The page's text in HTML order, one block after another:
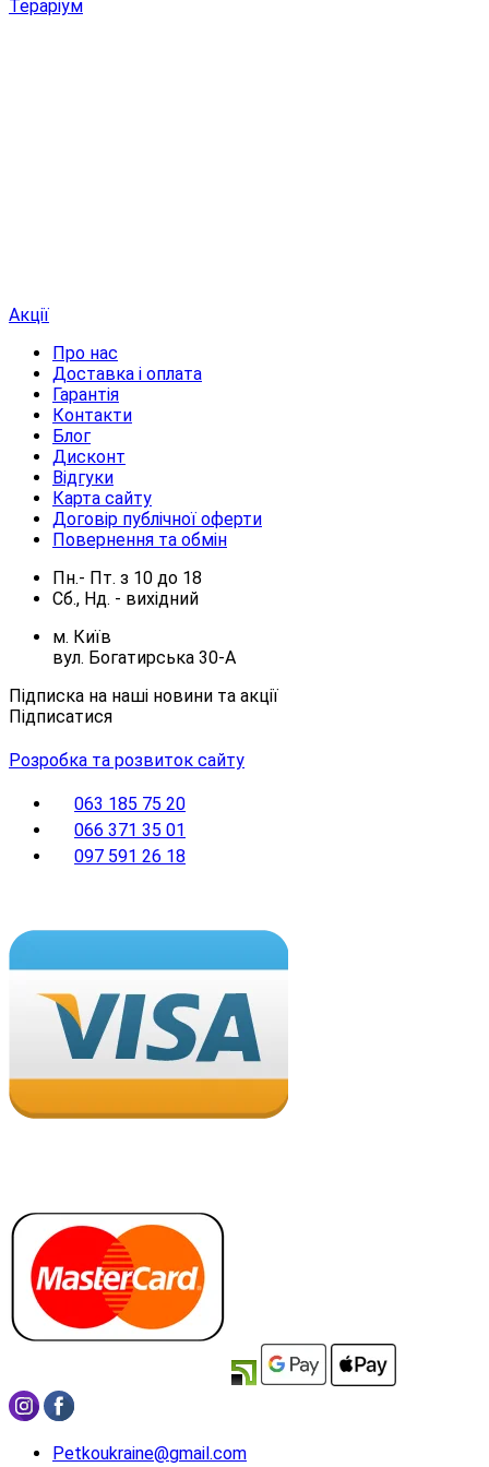
Тераріум
Акції
Про нас
Доставка і оплата
Гарантія
Контакти
Блог
Дисконт
Відгуки
Карта сайту
Договір публічної оферти
Повернення та обмін
Пн.- Пт. з 10 до 18
Сб., Нд. - вихідний
м. Київ
вул. Богатирська 30-А
Підписка на наші новини та акції
Підписатися
Розробка та розвиток сайту
063 185 75 20
066 371 35 01
097 591 26 18
Petkoukraine@gmail.com